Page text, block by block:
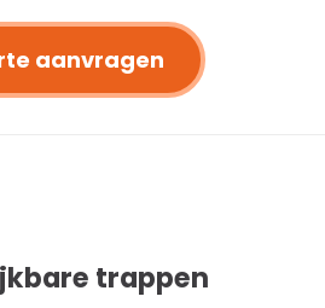
aanvragen
trappen